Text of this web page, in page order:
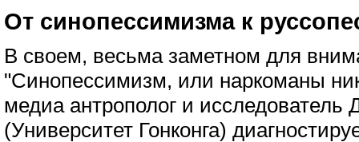
От синопессимизма к
В своем, весьма заметном для
"Синопессимизм, или наркоманы
медиа антрополог и исследователь
(Университет Гонконга)